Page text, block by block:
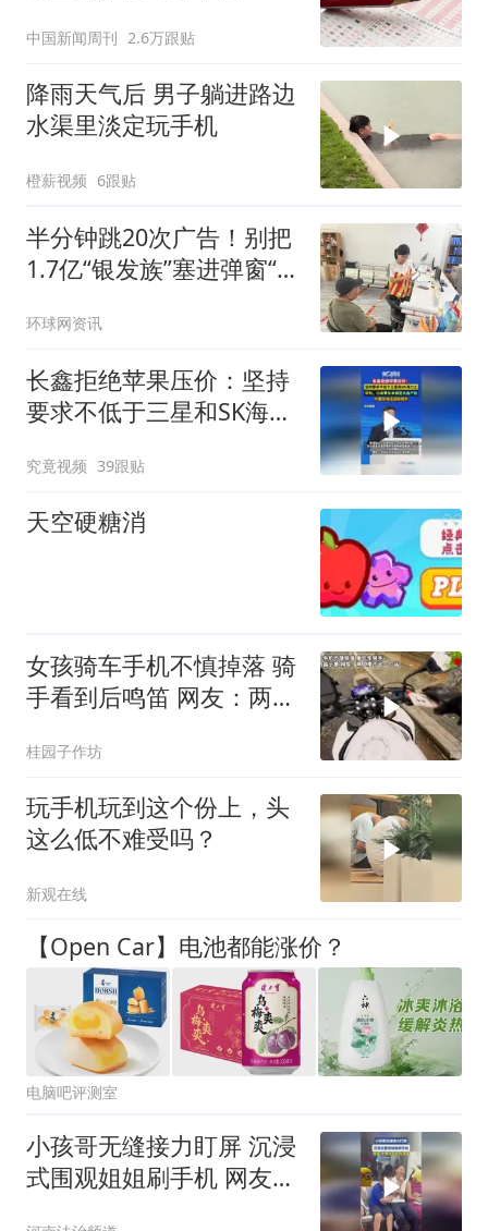
中国新闻周刊 2.6万跟贴
降雨天气后 男子躺进路边
水渠里淡定玩手机
橙薪视频 6跟贴
半分钟跳20次广告！别把
1.7亿“银发族”塞进弹窗“陷
环球网资讯
长鑫拒绝苹果压价：坚持
要求不低于三星和SK海力
定产能
究竟视频 39跟贴
天空硬糖消
女孩骑车手机不慎掉落 骑
手看到后鸣笛 网友：两人
桂园子作坊
玩手机玩到这个份上，头
这么低不难受吗？
新观在线
【Open Car】电池都能涨价？
电脑吧评测室
小孩哥无缝接力盯屏 沉浸
式围观姐姐刷手机 网友：